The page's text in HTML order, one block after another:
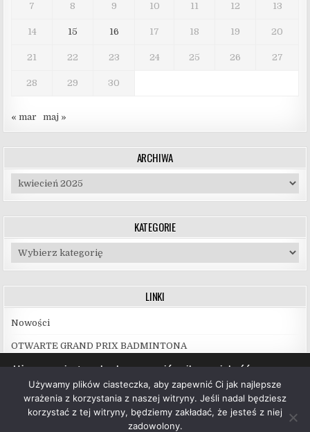
7 8 9 10 11 12 13
14 15 16 17 18 19 20
21 22 23 24 25 26 27
28 29 30
« mar maj »
ARCHIWA
Archiwa
KATEGORIE
Kategorie
LINKI
Nowości
OTWARTE GRAND PRIX BADMINTONA
Używamy ciasteczek, aby zapewnić najlepszą jakość
korzystania z naszej witryny.
Więcej informacji na temat plików ciasteczka, których
używamy, oraz możliwości ich wyłączenia znajdziesz w
ustawieniach.
Używamy plików ciasteczka, aby zapewnić Ci jak najlepsze
wrażenia z korzystania z naszej witryny. Jeśli nadal będziesz
korzystać z tej witryny, będziemy zakładać, że jesteś z niej
zadowolony.